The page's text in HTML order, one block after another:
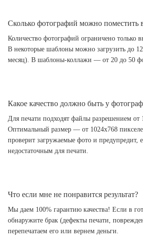
Сколько фотографий можно поместить
Количество фотографий ограничено
В некоторые шаблоны можно загрузить до
месяц). В шаблоны-коллажи — от 20 до 50
Какое качество должно быть у
Для печати подходят файлы разрешением от
Оптимальный размер — от 1024x768
проверит загружаемые фото и предупредит,
недостаточным для печати.
Что если мне не понравится результат?
Мы даем 100% гарантию качества! Если в
обнаружите брак (дефекты печати,
перепечатаем его или вернем деньги.